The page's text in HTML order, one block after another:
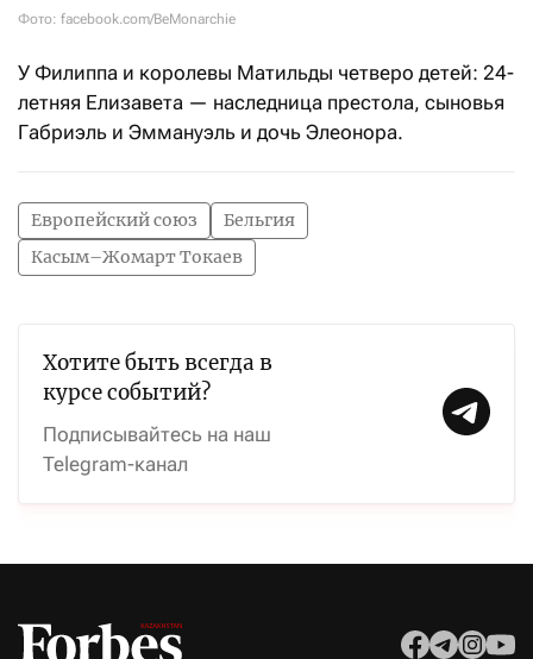
Фото: facebook.com/BeMonarchie
У Филиппа и королевы Матильды четверо детей: 24-
летняя Елизавета — наследница престола, сыновья
Габриэль и Эммануэль и дочь Элеонора.
Европейский союз
Бельгия
Касым–Жомарт Токаев
Хотите быть всегда в
курсе событий?
Подписывайтесь на наш
Telegram-канал